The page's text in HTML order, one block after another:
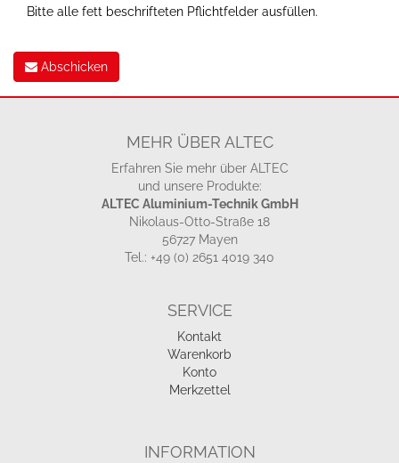
Bitte alle fett beschrifteten Pflichtfelder ausfüllen.
Abschicken
MEHR ÜBER ALTEC
Erfahren Sie mehr über ALTEC
und unsere Produkte:
ALTEC Aluminium-Technik GmbH
Nikolaus-Otto-Straße 18
56727 Mayen
Tel.: +49 (0) 2651 4019 340
SERVICE
Kontakt
Warenkorb
Konto
Merkzettel
INFORMATION